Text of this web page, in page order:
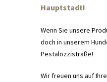
Hauptstadt!
Wenn Sie unsere
doch in unserem
Pestalozzistraße!
Wir freuen uns auf